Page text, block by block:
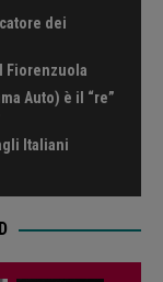
dei
Fiorenzuola
Auto) è il “re”
Italiani